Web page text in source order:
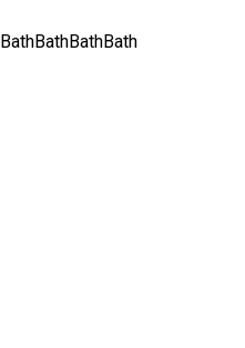
BathBathBathBath